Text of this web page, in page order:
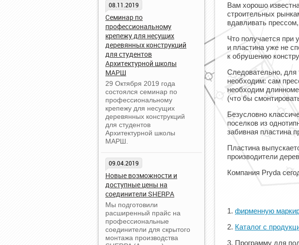
08.11.2019
Семинар по
профессиональному
крепежу для несущих
деревянных конструкций
для студентов
Архитектурной школы
МАРШ
29 Октября 2019 года
состоялся семинар по
профессиональному
крепежу для несущих
деревянных конструкций
для студентов
Архитектурной школы
МАРШ.
09.04.2019
Новые возможности и
доступные цены на
соединители SHERPA
Мы подготовили
расширенный прайс на
профессиональные
соединители для скрытого
монтажа производства
Вам хорошо
строительных
вдавливать
Что получается при
и пластина уже не
к обрушению
Следовательно, для
необходим: сам
необходим
(что бы
Безусловно
поселков из
забивная пластина
Пластина
производители
Компания Pryda
1. фирменную
2. Каталог с
3. Программу для